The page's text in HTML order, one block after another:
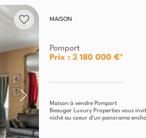
MAISON
Pomport
Prix : 3 180 000 €*
Maison à vendre Pomport
Beaugar Luxury Properties vous
niché au coeur d'un panorama